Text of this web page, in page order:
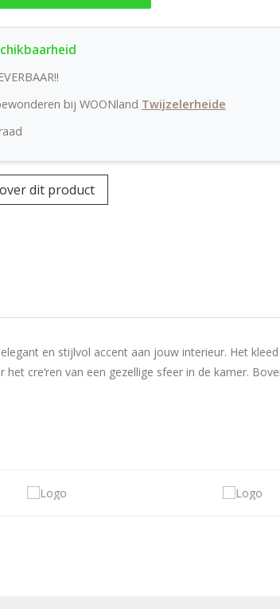
bij WOONland Twijzelerheide
dit product
en stijlvol accent aan jouw interieur. Het
cre‘ren van een gezellige sfeer in de kamer.